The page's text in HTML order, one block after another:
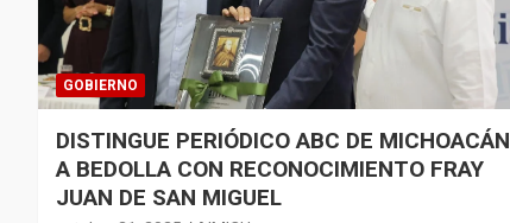
GOBIERNO
DISTINGUE PERIÓDICO ABC DE MICHOACÁN
A BEDOLLA CON RECONOCIMIENTO FRAY
JUAN DE SAN MIGUEL